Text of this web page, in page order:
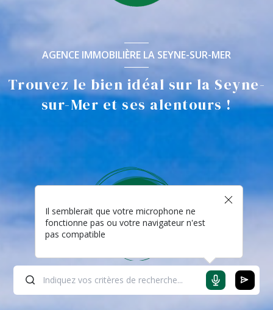
AGENCE IMMOBILIÈRE LA SEYNE-SUR-MER
Trouvez le bien idéal sur la Seyne-
sur-Mer et ses alentours !
Il semblerait que votre microphone ne
fonctionne pas ou votre navigateur n'est
pas compatible